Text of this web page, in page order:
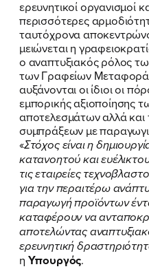
ερευνητικοί οργανισμοί
περισσότερες
ταυτόχρονα
μειώνεται η
ο αναπτυξιακός ρόλος
των Γραφείων
αυξάνονται οι ίδιοι οι
εμπορικής αξιοποίησης
αποτελεσμάτων αλλά και
συμπράξεων με
«Στόχος είναι η
κατανοητού και
τις εταιρείες
για την περαιτέρω
παραγωγή προϊόντων
καταφέρουν να
αποτελώντας
ερευνητική
η Υπουργός.